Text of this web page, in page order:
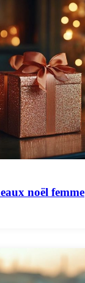
noël femme